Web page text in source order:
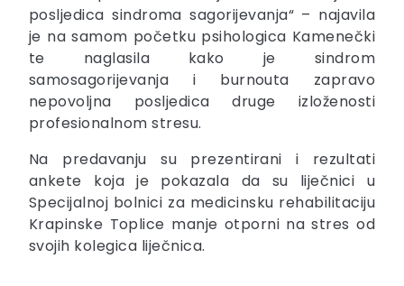
posljedica sindroma sagorijevanja“ – najavila
je na samom početku psihologica Kamenečki
te naglasila kako je sindrom
samosagorijevanja i burnouta zapravo
nepovoljna posljedica druge izloženosti
profesionalnom stresu.
Na predavanju su prezentirani i rezultati
ankete koja je pokazala da su liječnici u
Specijalnoj bolnici za medicinsku rehabilitaciju
Krapinske Toplice manje otporni na stres od
svojih kolegica liječnica.